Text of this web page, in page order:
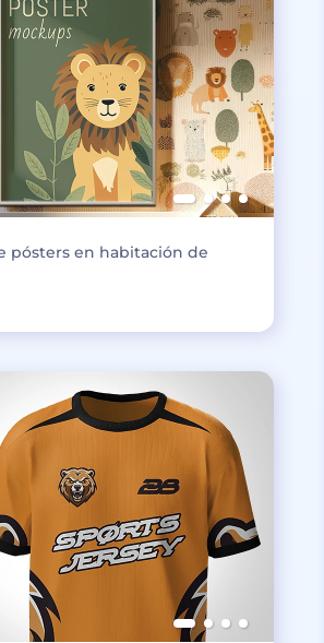
pósters en habitación de